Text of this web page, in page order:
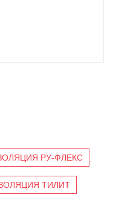
РУ-ФЛЕКС
ТИЛИТ